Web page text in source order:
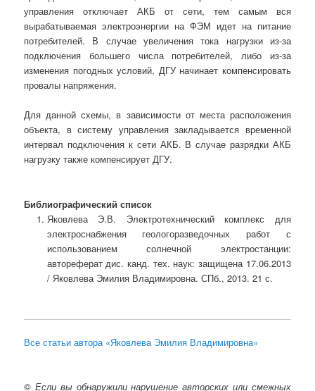
управления отключает АКБ от сети, тем самым вся
вырабатываемая электроэнергии на ФЭМ идет на питание
потребителей. В случае увеличения тока нагрузки из-за
подключения большего числа потребителей, либо из-за
изменения погодных условий, ДГУ начинает компенсировать
провалы напряжения.
Для данной схемы, в зависимости от места расположения
объекта, в систему управления закладывается временной
интервал подключения к сети АКБ. В случае разрядки АКБ
нагрузку также компенсирует ДГУ.
Библиографический список
Яковлева Э.В. Электротехнический комплекс для
электроснабжения геологоразведочных работ с
использованием солнечной электростанции:
автореферат дис. канд. тех. наук: защищена 17.06.2013
/ Яковлева Эмилия Владимировна. СПб., 2013. 21 с.
Все статьи автора «Яковлева Эмилия Владимировна»
© Если вы обнаружили нарушение авторских или смежных